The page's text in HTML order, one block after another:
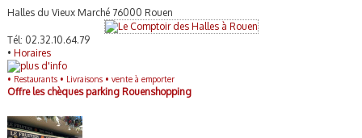
Halles du Vieux Marché 76000 Rouen
Tél: 02.32.10.64.79
• Horaires
• Restaurants • Livraisons • vente à emporter
Offre les chèques parking Rouenshopping